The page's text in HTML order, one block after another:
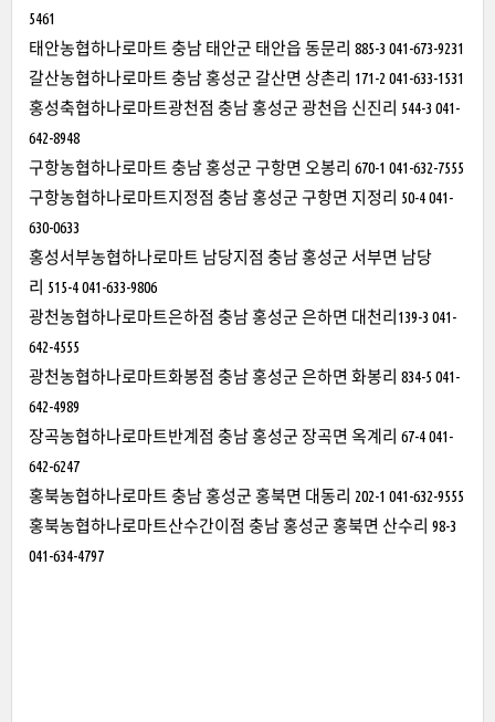
5461
태안농협하나로마트 충남 태안군 태안읍 동문리 885-3 041-673-9231
갈산농협하나로마트 충남 홍성군 갈산면 상촌리 171-2 041-633-1531
홍성축협하나로마트광천점 충남 홍성군 광천읍 신진리 544-3 041-
642-8948
구항농협하나로마트 충남 홍성군 구항면 오봉리 670-1 041-632-7555
구항농협하나로마트지정점 충남 홍성군 구항면 지정리 50-4 041-
630-0633
홍성서부농협하나로마트 남당지점 충남 홍성군 서부면 남당
리 515-4 041-633-9806
광천농협하나로마트은하점 충남 홍성군 은하면 대천리139-3 041-
642-4555
광천농협하나로마트화봉점 충남 홍성군 은하면 화봉리 834-5 041-
642-4989
장곡농협하나로마트반계점 충남 홍성군 장곡면 옥계리 67-4 041-
642-6247
홍북농협하나로마트 충남 홍성군 홍북면 대동리 202-1 041-632-9555
홍북농협하나로마트산수간이점 충남 홍성군 홍북면 산수리 98-3
041-634-4797